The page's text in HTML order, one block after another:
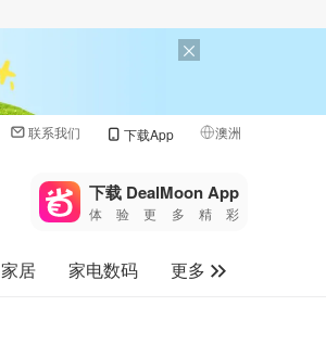
联系我们 下载App 澳洲
🇺🇸
🇨🇳 中国
🇨🇦加拿大
下载 DealMoon App
体验更多精彩
家居 家电数码
更多